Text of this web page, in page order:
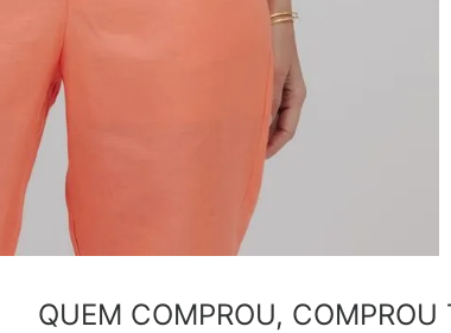
QUEM COMPROU, COMPROU